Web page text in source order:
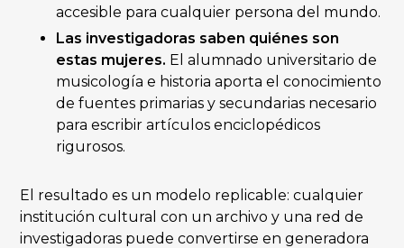
accesible para cualquier persona del mundo.
Las investigadoras saben quiénes son
estas mujeres. El alumnado universitario de
musicología e historia aporta el conocimiento
de fuentes primarias y secundarias necesario
para escribir artículos enciclopédicos
rigurosos.
El resultado es un modelo replicable: cualquier
institución cultural con un archivo y una red de
investigadoras puede convertirse en generadora